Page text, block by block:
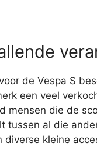
de Vespa S
een veel
mensen die de
al die
diverse kleine